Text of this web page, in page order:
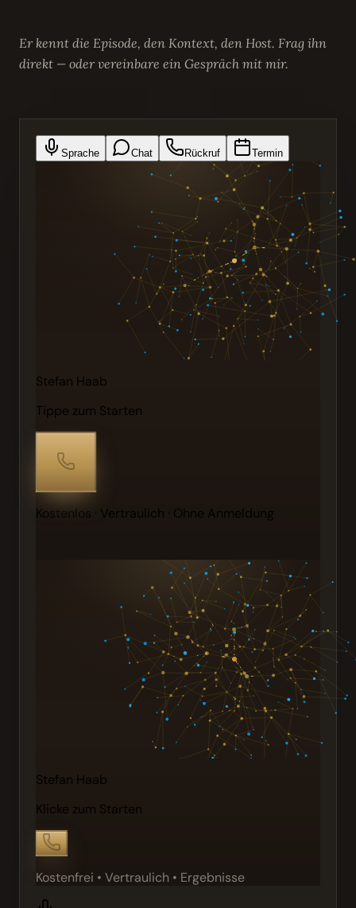
Er kennt die Episode, den Kontext, den Host. Frag ihn
direkt — oder vereinbare ein Gespräch mit mir.
Sprache Chat Rückruf Termin
Stefan Haab
Tippe zum Starten
Kostenlos · Vertraulich · Ohne Anmeldung
Stefan Haab
Klicke zum Starten
Kostenfrei • Vertraulich • Ergebnisse